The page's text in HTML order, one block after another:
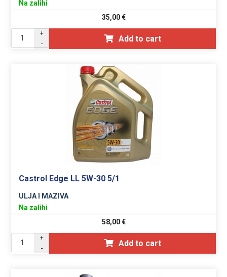
Na zalihi
35,00€
+
-
Add to cart
Castrol Edge LL 5W-30 5/1
ULJA I MAZIVA
Na zalihi
58,00€
+
-
Add to cart